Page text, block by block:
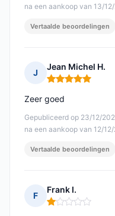
na een aankoop van 13/
Vertaalde beoordelingen
J
Jean Michel H.
Opmerking: 5
Gepubliceerd op 23/12/
na een aankoop van 12/
Zeer goed
Vertaalde beoordelingen
F
Frank I.
Opmerking: 1